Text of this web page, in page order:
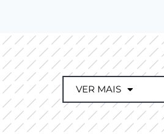
VER MAIS